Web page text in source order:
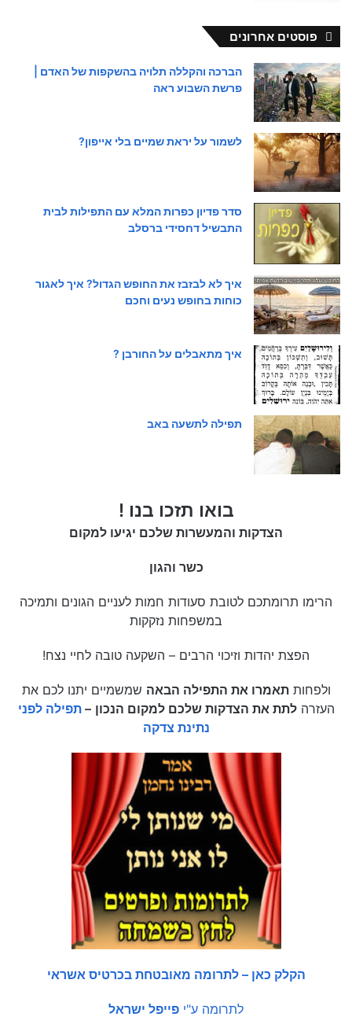
פוסטים אחרונים
הברכה והקללה תלויה בהשקפות של האדם |
פרשת השבוע ראה
לשמור על יראת שמיים בלי אייפון?
סדר פדיון כפרות המלא עם התפילות לבית
התבשיל דחסידי ברסלב
איך לא לבזבז את החופש הגדול? איך לאגור
כוחות בחופש נעים וחכם
איך מתאבלים על החורבן ?
תפילה לתשעה באב
בואו תזכו בנו !
הצדקות והמעשרות שלכם יגיעו למקום
כשר והגון
הרימו תרומתכם לטובת סעודות חמות לעניים הגונים ותמיכה
במשפחות נזקקות
הפצת יהדות וזיכוי הרבים – השקעה טובה לחיי נצח!
ולפחותתאמרו את התפילה הבאה שמשמיים יתנו לכם את
העזרהלתת את הצדקות שלכם למקום הנכון –תפילה לפני
נתינת צדקה
הקלק כאן – לתרומה מאובטחת בכרטיס אשראי
לתרומה ע"י פייפל ישראל